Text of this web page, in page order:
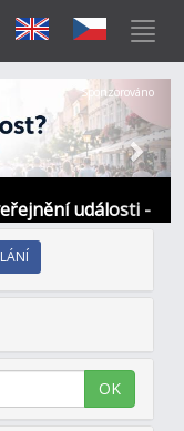
události -
Další
Sponzorováno
OK